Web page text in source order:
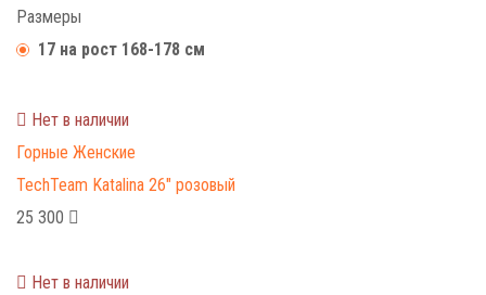
Размеры
17 на рост 168-178 см
Нет в наличии
Горные Женские
TechTeam Katalina 26" розовый
25 300
Нет в наличии